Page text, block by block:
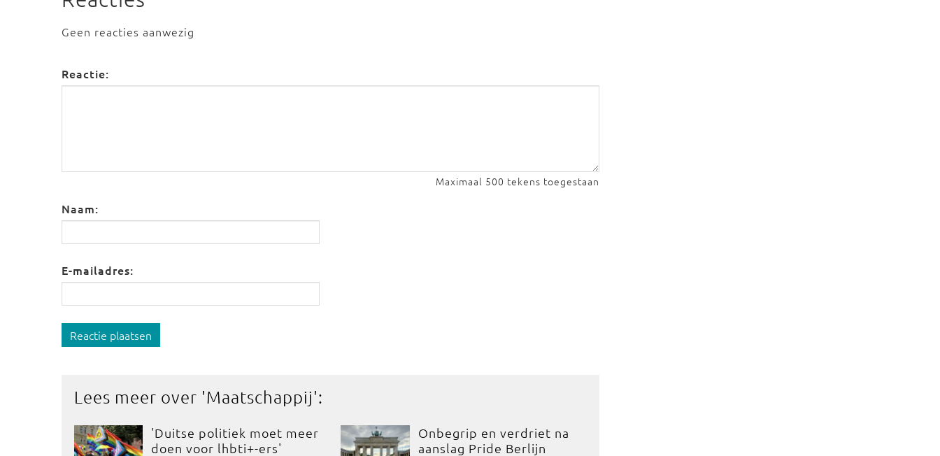
Geen reacties aanwezig
Reactie:
Maximaal 500 tekens toegestaan
Naam:
E-mailadres:
Reactie plaatsen
Lees meer over 'Maatschappij':
'Duitse politiek moet meer
doen voor lhbti+-ers'
Onbegrip en verdriet na
aanslag Pride Berlijn